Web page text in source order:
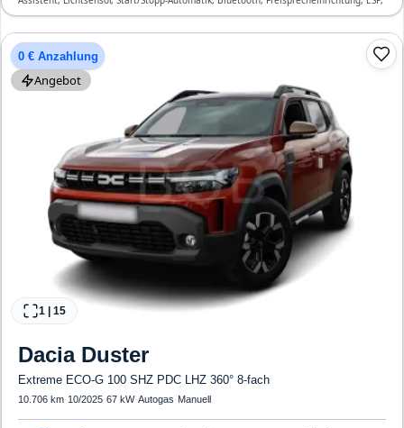
ABS, Klimaautomatik, Front-, Seiten- und weitere Airbags
0 € Anzahlung
Angebot
1 15
Dacia Duster
Extreme ECO-G 100 SHZ PDC LHZ 360° 8-fach
10.706 km· 10/2025·67 kW·Autogas· Manuell